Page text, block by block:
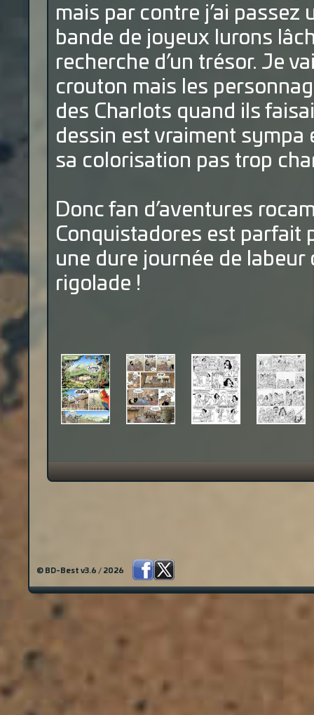
mais par contre j’ai
bande de joyeux lurons
recherche d’un trésor. Je
crouton mais les
des Charlots quand ils
dessin est vraiment sympa
sa colorisation pas trop
Donc fan d’aventures
Conquistadores est parfait
une dure journée de labeur
rigolade !
© BD-Best v3.6 / 2026